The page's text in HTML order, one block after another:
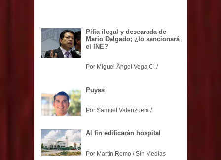
Pifia ilegal y descarada de
Mario Delgado; ¿lo sancionará
el INE?
Por Miguel Ãngel Vega C. /
Puyas
Por Samuel Valenzuela /
Al fin edificarán hospital
Por Martin Romo / Sin Medias